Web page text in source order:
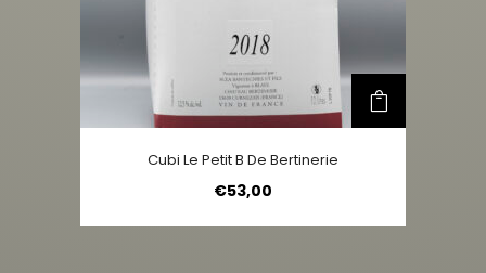
Cubi Le Petit B De Bertinerie
€53,00